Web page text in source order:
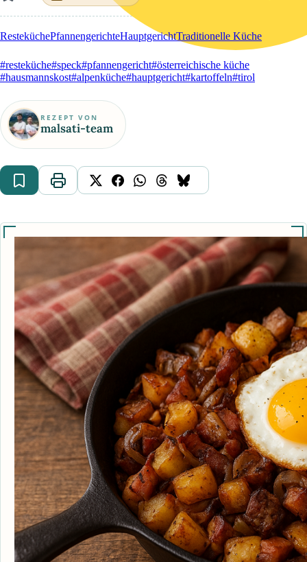
ResteküchePfannengerichteHauptgerichtTraditionelle Küche
#resteküche#speck#pfannengericht#österreichische küche
#hausmannskost#alpenküche#hauptgericht#kartoffeln#tirol
REZEPT VON
malsati-team